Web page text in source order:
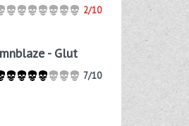
2/10
- Glut
7/10